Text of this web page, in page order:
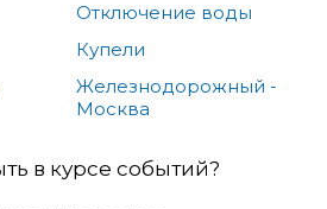
Отключение воды
Купели
Железнодорожный -
Москва
в курсе событий?